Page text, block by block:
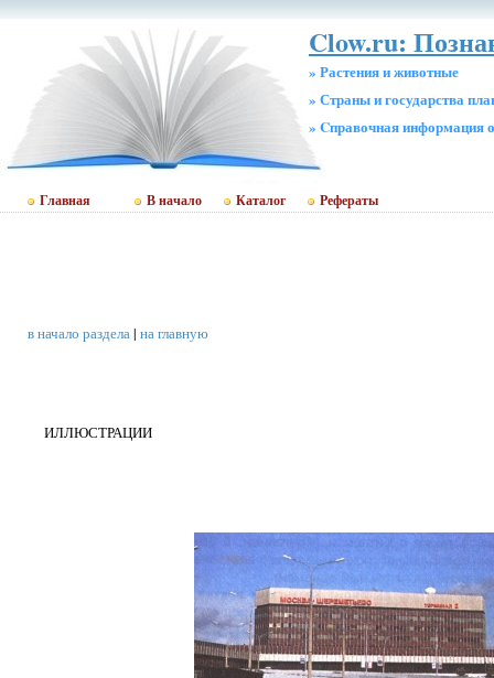
Clow.ru:
» Растения и животные
» Страны и государства
» Cправочная информация
Главная В начало Каталог Рефераты
в начало раздела| на главную
ИЛЛЮСТРАЦИИ